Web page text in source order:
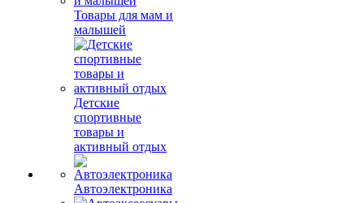
Товары для мам и
малышей
Детские
спортивные
товары и
активный отдых
Автоэлектроника